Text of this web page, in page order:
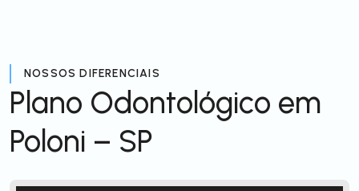
NOSSOS DIFERENCIAIS
Plano Odontológico em
Poloni – SP